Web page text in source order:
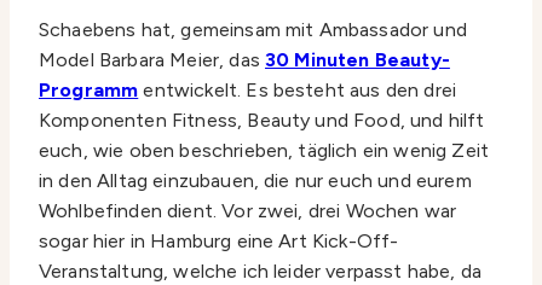
Schaebens hat, gemeinsam mit Ambassador und
Model Barbara Meier, das30 Minuten Beauty-
Programm entwickelt. Es besteht aus den drei
Komponenten Fitness, Beauty und Food, und hilft
euch, wie oben beschrieben, täglich ein wenig Zeit
in den Alltag einzubauen, die nur euch und eurem
Wohlbefinden dient. Vor zwei, drei Wochen war
sogar hier in Hamburg eine Art Kick-Off-
Veranstaltung, welche ich leider verpasst habe, da